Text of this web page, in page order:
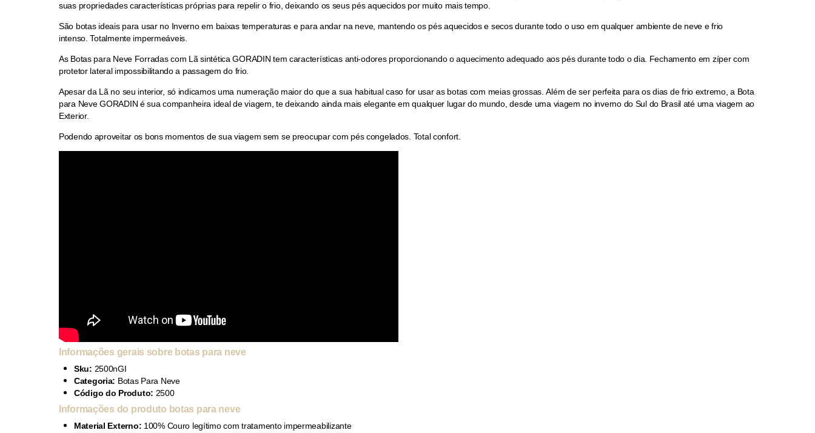
suas propriedades características próprias para repelir o frio, deixando os seus pés aquecidos por muito mais tempo.
São botas ideais para usar no Inverno em baixas temperaturas e para andar na neve, mantendo os pés aquecidos e secos durante todo o uso em qualquer ambiente de neve e frio
intenso. Totalmente impermeáveis.
As Botas para Neve Forradas com Lã sintética GORADIN tem características anti-odores proporcionando o aquecimento adequado aos pés durante todo o dia. Fechamento em zíper com
protetor lateral impossibilitando a passagem do frio.
Apesar da Lã no seu interior, só indicamos uma numeração maior do que a sua habitual caso for usar as botas com meias grossas. Além de ser perfeita para os dias de frio extremo, a Bota
para Neve GORADIN é sua companheira ideal de viagem, te deixando ainda mais elegante em qualquer lugar do mundo, desde uma viagem no inverno do Sul do Brasil até uma viagem ao
Exterior.
Podendo aproveitar os bons momentos de sua viagem sem se preocupar com pés congelados. Total confort.
Informações gerais sobre botas para neve
Sku: 2500nGI
Categoria: Botas Para Neve
Código do Produto: 2500
Informações do produto botas para neve
Material Externo: 100% Couro legítimo com tratamento impermeabilizante